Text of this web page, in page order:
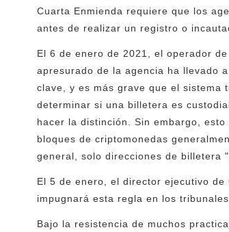
Cuarta Enmienda requiere que los
antes de realizar un registro o
El 6 de enero de 2021, el operador
apresurado de la agencia ha llevado
clave, y es más grave que el sistema
determinar si una billetera es
hacer la distinción. Sin embargo,
bloques de criptomonedas
general, solo direcciones de billetera ".
El 5 de enero, el director ejecutivo de
impugnará esta regla en los tribunales.
Bajo la resistencia de muchos